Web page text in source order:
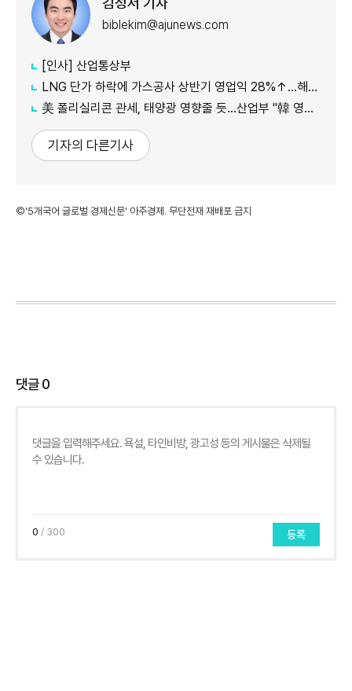
biblekim@ajunews.com
[인사] 산업통상부
LNG 단가 하락에 가스공사 상반기 영업익 28%↑…해외사업 호조도 한몫
美 폴리실리콘 관세, 태양광 영향줄 듯…산업부 "韓 영향 최소화 협의"
기자의 다른기사
©'5개국어 글로벌 경제신문' 아주경제. 무단전재·재배포 금지
댓글0
0 / 300 등록